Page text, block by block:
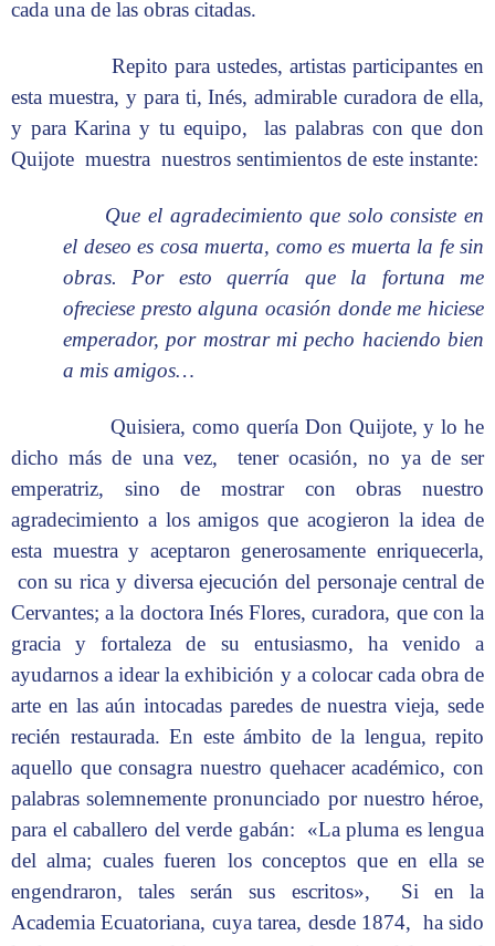
cada una de las obras citadas.
Repito para ustedes, artistas participantes en
esta muestra, y para ti, Inés, admirable curadora de ella,
y para Karina y tu equipo, las palabras con que don
Quijote muestra nuestros sentimientos de este instante:
Que el agradecimiento que solo consiste en
el deseo es cosa muerta, como es muerta la fe sin
obras. Por esto querría que la fortuna me
ofreciese presto alguna ocasión donde me hiciese
emperador, por mostrar mi pecho haciendo bien
a mis amigos…
Quisiera, como quería Don Quijote, y lo he
dicho más de una vez, tener ocasión, no ya de ser
emperatriz, sino de mostrar con obras nuestro
agradecimiento a los amigos que acogieron la idea de
esta muestra y aceptaron generosamente enriquecerla,
con su rica y diversa ejecución del personaje central de
Cervantes; a la doctora Inés Flores, curadora, que con la
gracia y fortaleza de su entusiasmo, ha venido a
ayudarnos a idear la exhibición y a colocar cada obra de
arte en las aún intocadas paredes de nuestra vieja, sede
recién restaurada. En este ámbito de la lengua, repito
aquello que consagra nuestro quehacer académico, con
palabras solemnemente pronunciado por nuestro héroe,
para el caballero del verde gabán: «La pluma es lengua
del alma; cuales fueren los conceptos que en ella se
engendraron, tales serán sus escritos», Si en la
Academia Ecuatoriana, cuya tarea, desde 1874, ha sido